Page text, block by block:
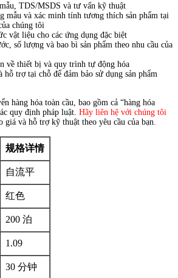
TDS/MSDS và tư vấn kỹ thuật
mẫu và xác minh tính tương thích sản phẩm tại
chúng tôi
vật liệu cho các ứng dụng đặc biệt
số lượng và bao bì sản phẩm theo nhu cầu của
về thiết bị và quy trình tự động hóa
trợ tại chỗ để đảm bảo sử dụng sản phẩm
hàng hóa toàn cầu, bao gồm cả “hàng hóa
quy định pháp luật. Hãy liên hệ với chúng tôi
giá và hỗ trợ kỹ thuật theo yêu cầu của bạn.
规格详情
自流平
红色
200 泊
1.09
30 分钟